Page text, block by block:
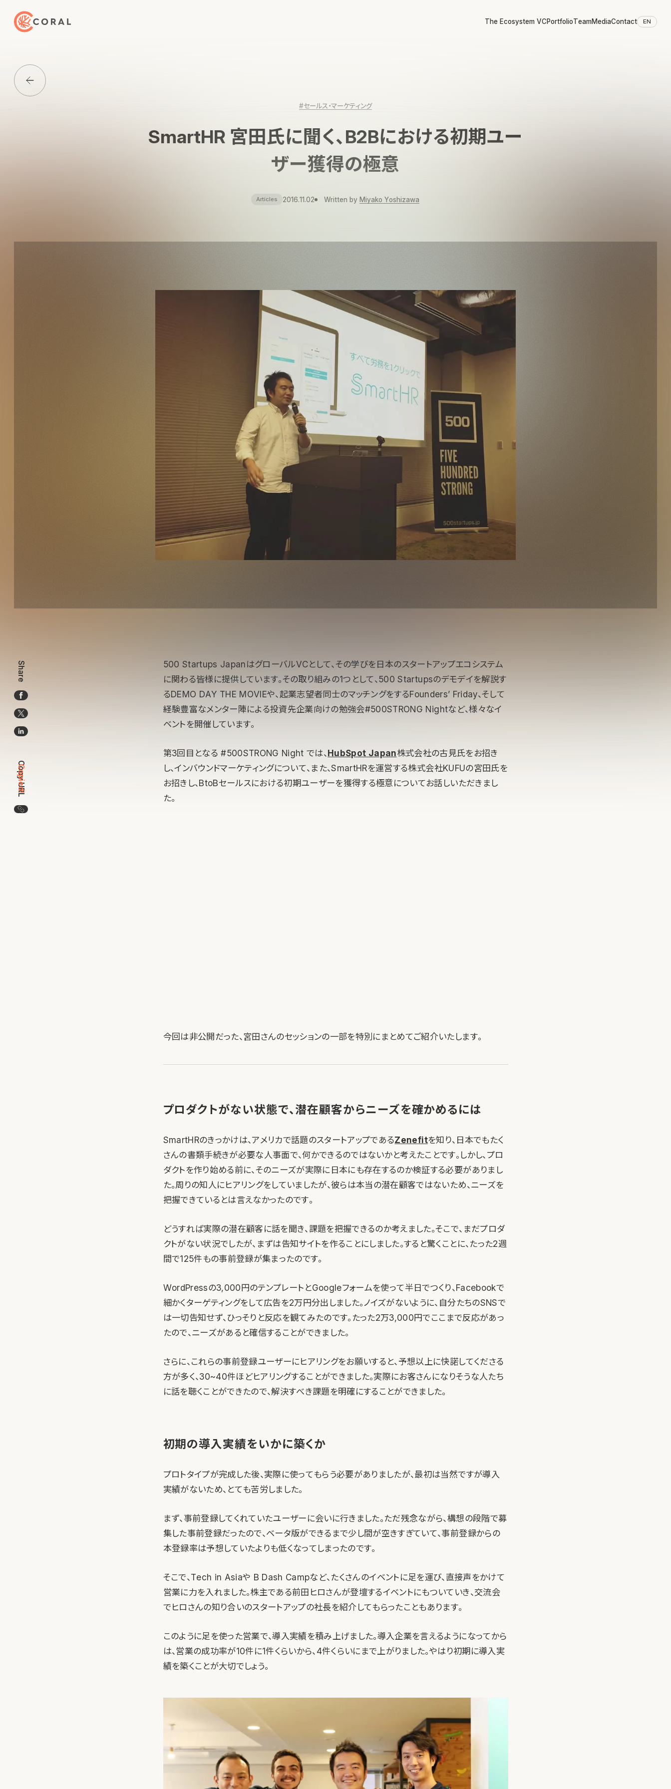
トップページへ戻る
The Ecosystem VCPortfolioTeamMediaContact EN
Media一覧に戻る
#セールス・マーケティング
SmartHR 宮田氏に聞く、B2Bにおける初期ユー
ザー獲得の極意
Articles 2016.11.02 Written byMiyako Yoshizawa
Share
Copy URL
Copied!
この記事のURLをコピー
500 Startups JapanはグローバルVCとして、その学びを日本のスタートアップエコシステム
に関わる皆様に提供しています。その取り組みの1つとして、500 Startupsのデモデイを解説す
るDEMO DAY THE MOVIEや、起業志望者同士のマッチングをするFounders’ Friday、そして
経験豊富なメンター陣による投資先企業向けの勉強会#500STRONG Nightなど、様々なイ
ベントを開催しています。
第3回目となる #500STRONG Night では、HubSpot Japan株式会社の古見氏をお招き
し、インバウンドマーケティングについて、また、SmartHRを運営する株式会社KUFUの宮田氏を
お招きし、BtoBセールスにおける初期ユーザーを獲得する極意についてお話しいただきまし
た。
今回は非公開だった、宮田さんのセッションの一部を特別にまとめてご紹介いたします。
プロダクトがない状態で、潜在顧客からニーズを確かめるには
SmartHRのきっかけは、アメリカで話題のスタートアップであるZenefitを知り、日本でもたく
さんの書類手続きが必要な人事面で、何かできるのではないかと考えたことです。しかし、プロ
ダクトを作り始める前に、そのニーズが実際に日本にも存在するのか検証する必要がありまし
た。周りの知人にヒアリングをしていましたが、彼らは本当の潜在顧客ではないため、ニーズを
把握できているとは言えなかったのです。
どうすれば実際の潜在顧客に話を聞き、課題を把握できるのか考えました。そこで、まだプロダ
クトがない状況でしたが、まずは告知サイトを作ることにしました。すると驚くことに、たった2週
間で125件もの事前登録が集まったのです。
WordPressの3,000円のテンプレートとGoogleフォームを使って半日でつくり、Facebookで
細かくターゲティングをして広告を2万円分出しました。ノイズがないように、自分たちのSNSで
は一切告知せず、ひっそりと反応を観てみたのです。たった2万3,000円でここまで反応があっ
たので、ニーズがあると確信することができました。
さらに、これらの事前登録ユーザーにヒアリングをお願いすると、予想以上に快諾してくださる
方が多く、30~40件ほどヒアリングすることができました。実際にお客さんになりそうな人たち
に話を聴くことができたので、解決すべき課題を明確にすることができました。
初期の導入実績をいかに築くか
プロトタイプが完成した後、実際に使ってもらう必要がありましたが、最初は当然ですが導入
実績がないため、とても苦労しました。
まず、事前登録してくれていたユーザーに会いに行きました。ただ残念ながら、構想の段階で募
集した事前登録だったので、ベータ版ができるまで少し間が空きすぎていて、事前登録からの
本登録率は予想していたよりも低くなってしまったのです。
そこで、Tech in Asiaや B Dash Campなど、たくさんのイベントに足を運び、直接声をかけて
営業に力を入れました。株主である前田ヒロさんが登壇するイベントにもついていき、交流会
でヒロさんの知り合いのスタートアップの社長を紹介してもらったこともあります。
このように足を使った営業で、導入実績を積み上げました。導入企業を言えるようになってから
は、営業の成功率が10件に1件くらいから、4件くらいにまで上がりました。やはり初期に導入実
績を築くことが大切でしょう。